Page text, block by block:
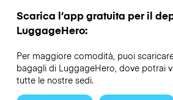
Scarica l’app gratuita per il
LuggageHero:
Per maggiore comodità, puoi
bagagli di LuggageHero, dove potrai
tutte le nostre sedi.